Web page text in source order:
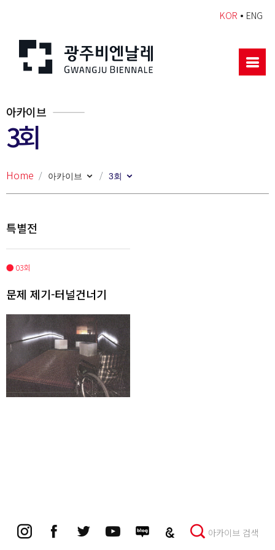
KOR • ENG
아카이브
3회
Home 아카이브 3회
특별전
● 03회
문제 제기-터널건너기
아카이브 검색